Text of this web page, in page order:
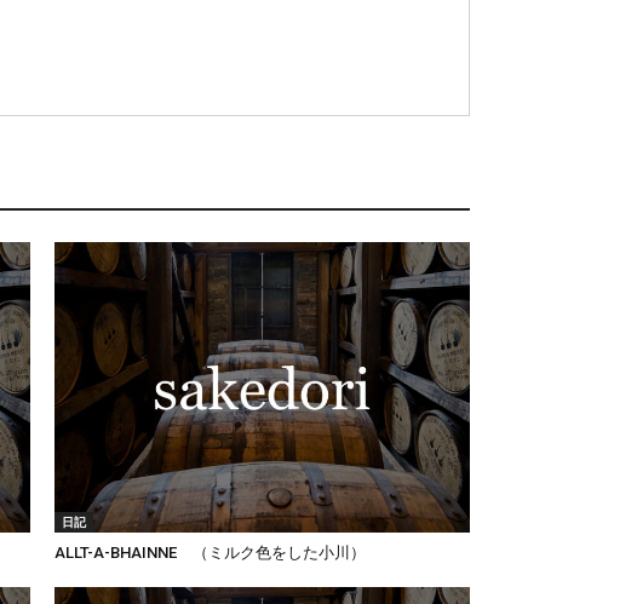
日記
ALLT-A-BHAINNE （ミルク色をした小川）